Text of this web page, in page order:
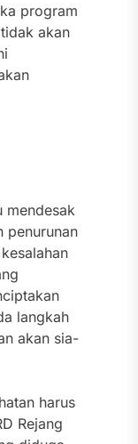
program
akan
mendesak
penurunan
langkah
akan sia-
harus
Rejang